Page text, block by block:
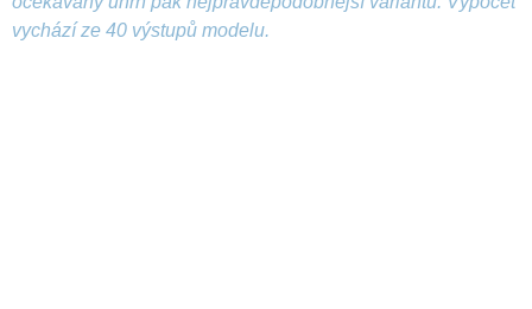
vychází ze 40 výstupů modelu.